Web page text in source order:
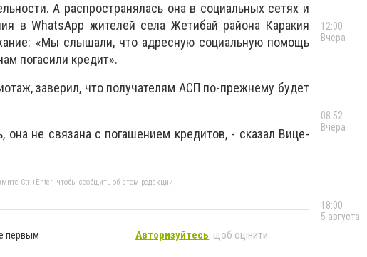
А распространялась она в социальных сетях и
вWhatsApp жителей села Жетибай района Каракия
«Мы слышали, что адресную социальную помощь
погасили кредит».
заверил, что получателям АСП по-прежнему будет
она не связана с погашением кредитов, - сказал Вице-
Ctrl+Enter, чтобы сообщить об этом редакции
первым Авторизуйтесь, щоб оцінити
12:00
Вчера
08:52
Вчера
18:00
5 августа